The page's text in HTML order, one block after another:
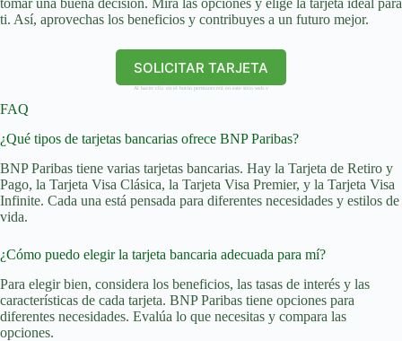
tomar una buena decisión. Mira las opciones y elige la tarjeta ideal para
ti. Así, aprovechas los beneficios y contribuyes a un futuro mejor.
SOLICITAR TARJETA
Al hacer clic en el botón permanecerá en este sitio web.v
FAQ
¿Qué tipos de tarjetas bancarias ofrece BNP Paribas?
BNP Paribas tiene varias tarjetas bancarias. Hay la Tarjeta de Retiro y
Pago, la Tarjeta Visa Clásica, la Tarjeta Visa Premier, y la Tarjeta Visa
Infinite. Cada una está pensada para diferentes necesidades y estilos de
vida.
¿Cómo puedo elegir la tarjeta bancaria adecuada para mí?
Para elegir bien, considera los beneficios, las tasas de interés y las
características de cada tarjeta. BNP Paribas tiene opciones para
diferentes necesidades. Evalúa lo que necesitas y compara las
opciones.